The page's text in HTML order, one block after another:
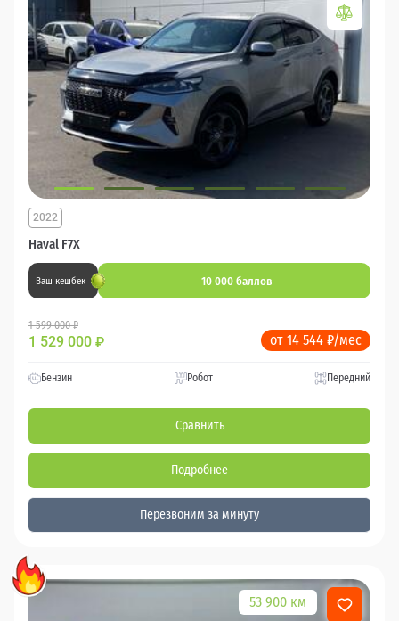
Haval F7X
2022
Ваш кешбек 10 000 баллов
1 599 000 ₽
1 529 000 ₽ от 14 544 ₽/мес
Бензин Робот Передний
Сравнить
Подробнее
Перезвоним за минуту
53 900 км